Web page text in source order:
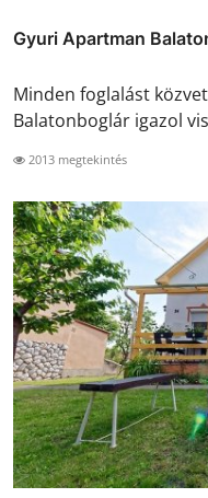
Gyuri Apartman
Minden foglalást
Balatonboglár igazol
2013 megtekintés